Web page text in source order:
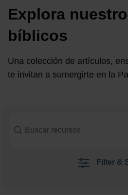
Explora
bíblicos
Una colección de artículos,
te invitan a sumergirte en la
Filter &